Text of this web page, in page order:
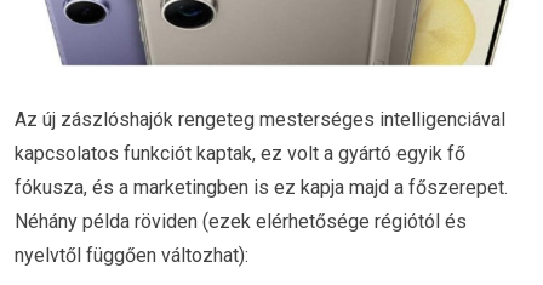
Az új zászlóshajók rengeteg mesterséges intelligenciával
kapcsolatos funkciót kaptak, ez volt a gyártó egyik fő
fókusza, és a marketingben is ez kapja majd a főszerepet.
Néhány példa röviden (ezek elérhetősége régiótól és
nyelvtől függően változhat):